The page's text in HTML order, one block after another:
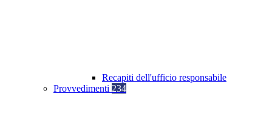
Recapiti dell'ufficio responsabile
Provvedimenti 234